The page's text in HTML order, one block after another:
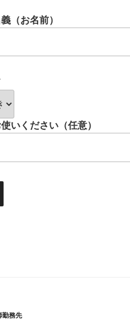
（お名前）
いください（任意）
勤務先